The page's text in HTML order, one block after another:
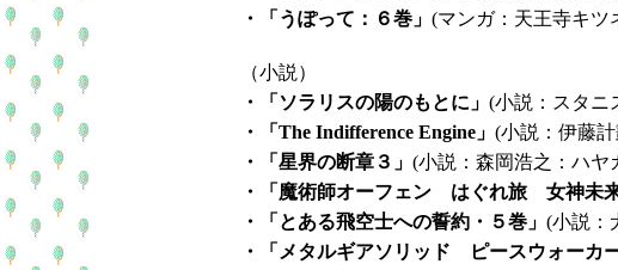
・「うぽって：６巻」 (マンガ：天王寺キツ
（小説）
・「ソラリスの陽のもとに」 (小説：スタニ
・「The Indifference Engine」 (小説：伊藤
・「星界の断章３」 (小説：森岡浩之：ハヤ
・「魔術師オーフェン はぐれ旅 女神未来
・「とある飛空士への誓約・５巻」 (小説：
・「メタルギアソリッド ピースウォーカー